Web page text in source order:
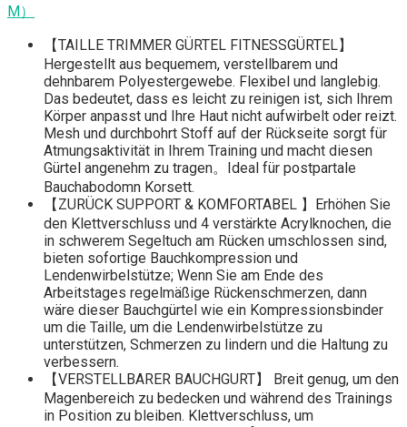
M）
【TAILLE TRIMMER GÜRTEL FITNESSGÜRTEL】
Hergestellt aus bequemem, verstellbarem und
dehnbarem Polyestergewebe. Flexibel und langlebig.
Das bedeutet, dass es leicht zu reinigen ist, sich Ihrem
Körper anpasst und Ihre Haut nicht aufwirbelt oder reizt.
Mesh und durchbohrt Stoff auf der Rückseite sorgt für
Atmungsaktivität in Ihrem Training und macht diesen
Gürtel angenehm zu tragen。Ideal für postpartale
Bauchabodomn Korsett.
【ZURÜCK SUPPORT & KOMFORTABEL 】Erhöhen Sie
den Klettverschluss und 4 verstärkte Acrylknochen, die
in schwerem Segeltuch am Rücken umschlossen sind,
bieten sofortige Bauchkompression und
Lendenwirbelstütze; Wenn Sie am Ende des
Arbeitstages regelmäßige Rückenschmerzen, dann
wäre dieser Bauchgürtel wie ein Kompressionsbinder
um die Taille, um die Lendenwirbelstütze zu
unterstützen, Schmerzen zu lindern und die Haltung zu
verbessern.
【VERSTELLBARER BAUCHGURT】 Breit genug, um den
Magenbereich zu bedecken und während des Trainings
in Position zu bleiben. Klettverschluss, um